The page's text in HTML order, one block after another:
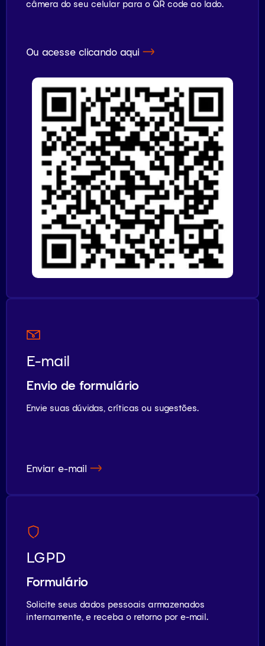
câmera do seu celular para o QR code ao lado.
Ou acesse clicando aqui
E-mail
Envio de formulário
Envie suas dúvidas, críticas ou sugestões.
Enviar e-mail
LGPD
Formulário
Solicite seus dados pessoais armazenados
internamente, e receba o retorno por e-mail.